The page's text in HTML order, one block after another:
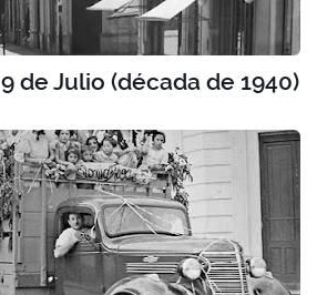
de Julio (década de 1940)